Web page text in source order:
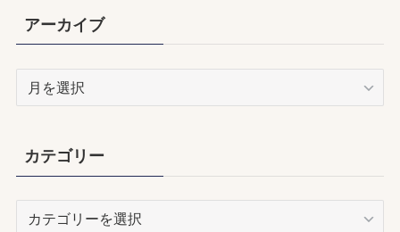
アーカイブ
ブ
カテゴリー